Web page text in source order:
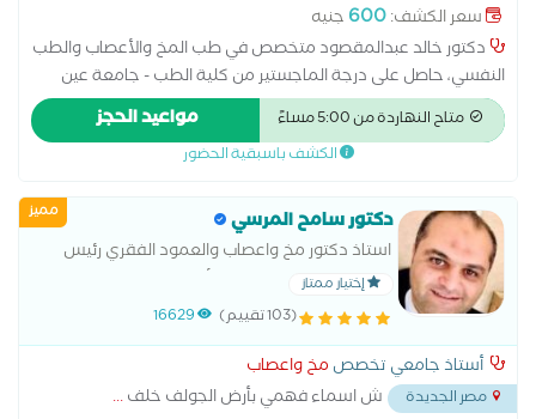
سعر الكشف:600 جنيه
دكتور خالد عبدالمقصود متخصص في طب المخ والأعصاب والطب
النفسي، حاصل على درجة الماجستير من كلية الطب - جامعة عين
شمس ، يتمتع بخبرة مهنية واسعة، حيث عمل في عدد من
المؤسسات الطبية المرموقة، منها: • مستشفى مصر للطيران •
المعهد القومي للجهاز العصبي الحركي التعليمي التابع للهيئة العامة
مستشفى هليوبولس يمتاز الطبيب بمهاراته في تشخيص وعلاج
أمراض المخ والأعصاب والأمراض النفسية ، مع تقديم رعاية طبية
شاملة ومتقدمة لجميع مرضاه.
متاح النهاردة من 5:00 مساءً مواعيد الحجز
الكشف باسبقية الحضور
مميز دكتور سامح المرسي
استاذ دكتور مخ واعصاب والعمود الفقري رئيس
الجمعيه العالميه للمخ والأعصاب والعمود الفقري
استشاري جراحة المخ والأعصاب والعمود الفقري
مستشفى القصر العيني استشاري
إختيار ممتاز
(103 تقييم) 16629
أستاذ جامعي تخصص مخ واعصاب
مصر الجديدة ش اسماء فهمي بأرض الجولف خلف...